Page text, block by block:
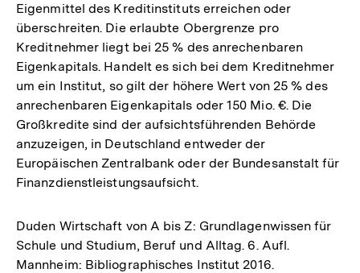
Eigenmittel des Kreditinstituts erreichen oder
überschreiten. Die erlaubte Obergrenze pro
Kreditnehmer liegt bei 25 % des anrechenbaren
Eigenkapitals. Handelt es sich bei dem Kreditnehmer
um ein Institut, so gilt der höhere Wert von 25 % des
anrechenbaren Eigenkapitals oder 150 Mio. €. Die
Großkredite sind der aufsichtsführenden Behörde
anzuzeigen, in Deutschland entweder der
Europäischen Zentralbank oder der Bundesanstalt für
Finanzdienstleistungsaufsicht.
Duden Wirtschaft von A bis Z: Grundlagenwissen für
Schule und Studium, Beruf und Alltag. 6. Aufl.
Mannheim: Bibliographisches Institut 2016.